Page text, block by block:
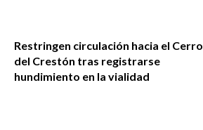
Restringen circulación hacia el Cerro
del Crestón tras registrarse
hundimiento en la vialidad